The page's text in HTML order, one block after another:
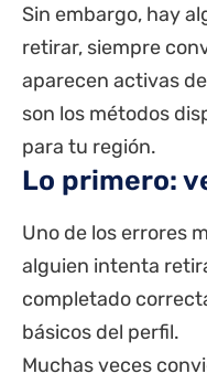
Sin embargo, hay
retirar, siempre
aparecen activas
son los métodos
para tu región.
Lo primero:
Uno de los errores
alguien intenta
completado
básicos del perfil.
Muchas veces